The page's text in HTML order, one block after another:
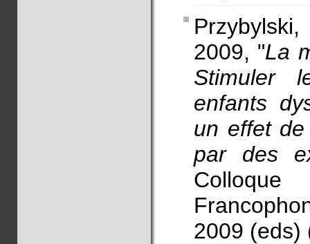
2009, "La
Stimuler
enfants
un effet
par des
Colloque
2009 (eds)